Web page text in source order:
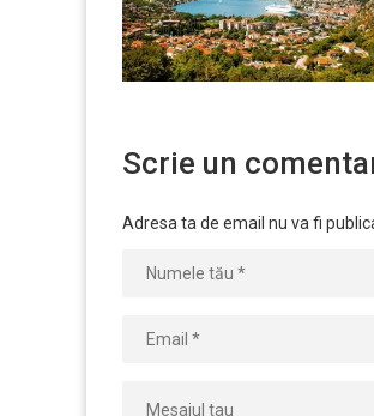
Scrie un
Adresa ta de email nu va fi